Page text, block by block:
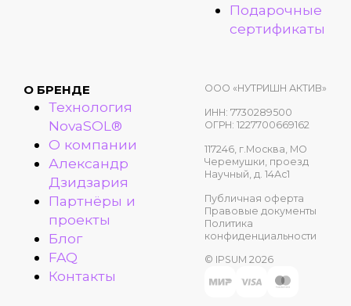
Подарочные
сертификаты
О БРЕНДЕ
Технология
NovaSOL®
О компании
Александр
Дзидзария
Партнёры и
проекты
Блог
FAQ
Контакты
ООО «НУТРИШН АКТИВ»
ИНН: 7730289500
ОГРН: 1227700669162
117246, г.Москва, МО
Черемушки, проезд
Научный, д. 14Ас1
Публичная оферта
Правовые документы
Политика
конфиденциальности
© IPSUM 2026